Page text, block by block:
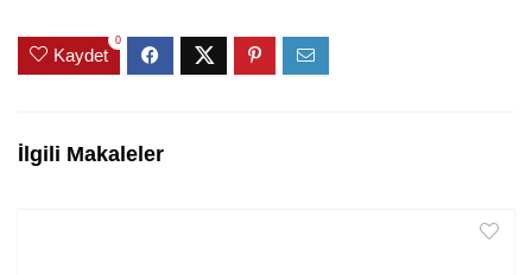
Kaydet
0
İlgili Makaleler